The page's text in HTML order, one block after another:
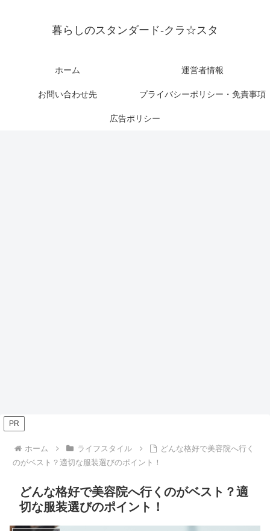
暮らしのスタンダード-クラ☆スタ
ホーム 運営者情報
お問い合わせ先 プライバシーポリシー・免責事項
広告ポリシー
PR
ホーム ライフスタイル
どんな格好で美容院へ行く
のがベスト？適切な服装選びのポイント！
どんな格好で美容院へ行くのがベスト？適
切な服装選びのポイント！